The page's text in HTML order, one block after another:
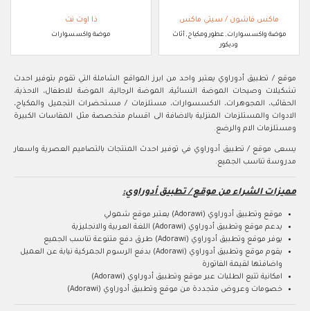
ماكس فاشون / سيتي ماكس
موضة واكسسوارات, عطور ومكياج, أثاث
وديكور
ذا اوت نت
موضة واكسسوارات
موقع / تطبيق أدوراوي يعتبر واحد من ابرز المواقع الشاملة التي تقوم بتوفير احدث
تشكيلات وصيحات الموضة النسائية، الموضة الرجالية، الموضة للاطفال، الاحذية،
الحقائب، المجوهرات، الاكسسوارات، مستلزمات / مستحضرات التجميل والمكياج،
الادوات والمستلزمات المنزلية بالاضافة الى اقسام متخصصة مثل المقاسات الكبيرة
ومستلزمات الام والرضع.
يسعى موقع / تطبيق أدوراوي في توفير احدث المنتجات بالتصاميم العصرية واسعار
مدروسة تناسب الجميع.
مميزات الشراء من موقع / تطبيق أدوراوي:
موقع وتطبيق أدوراوي (Adorawi) يعتبر موقع شمولي
يدعم موقع وتطبيق أدوراوي (Adorawi) اللغة العربية والانجليزية
يوفر موقع وتطبيق أدوراوي (Adorawi) طرق دفع متنوعة تناسب الجميع
يقوم موقع وتطبيق أدوراوي (Adorawi) بدفع الرسوم الجمركية نيابة عن العميل
واضافتها لقيمة الفاتورة
امكانية تتبع الطلبات عبر موقع وتطبيق أدوراوي (Adorawi)
خصومات وعروض متجددة من موقع وتطبيق أدوراوي (Adorawi)